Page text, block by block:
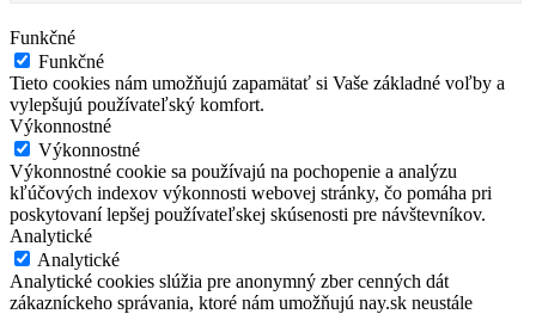
Funkčné
Funkčné
Tieto cookies nám umožňujú zapamätať si Vaše základné voľby a
vylepšujú používateľský komfort.
Výkonnostné
Výkonnostné
Výkonnostné cookie sa používajú na pochopenie a analýzu
kľúčových indexov výkonnosti webovej stránky, čo pomáha pri
poskytovaní lepšej používateľskej skúsenosti pre návštevníkov.
Analytické
Analytické
Analytické cookies slúžia pre anonymný zber cenných dát
zákazníckeho správania, ktoré nám umožňujú nay.sk neustále